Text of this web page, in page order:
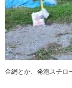
金網とか、発泡スチロ